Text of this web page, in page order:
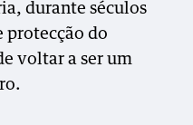
durante séculos
protecção do
voltar a ser um